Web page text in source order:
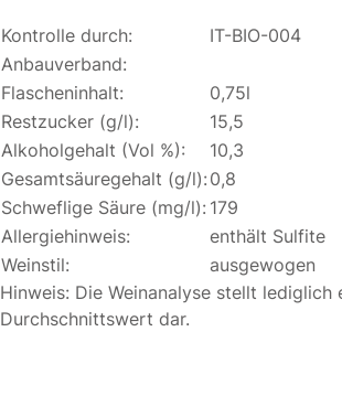
Kontrolle durch:
IT-BIO-004
Anbauverband:
Flascheninhalt:
0,75l
Restzucker (g/l):
15,5
Alkoholgehalt (Vol %):
10,3
Gesamtsäuregehalt (g/l):0,8
Schweflige Säure (mg/l): 179
Allergiehinweis:
enthält Sulfite
Weinstil:
ausgewogen
Hinweis: Die Weinanalyse stellt lediglich
Durchschnittswert dar.